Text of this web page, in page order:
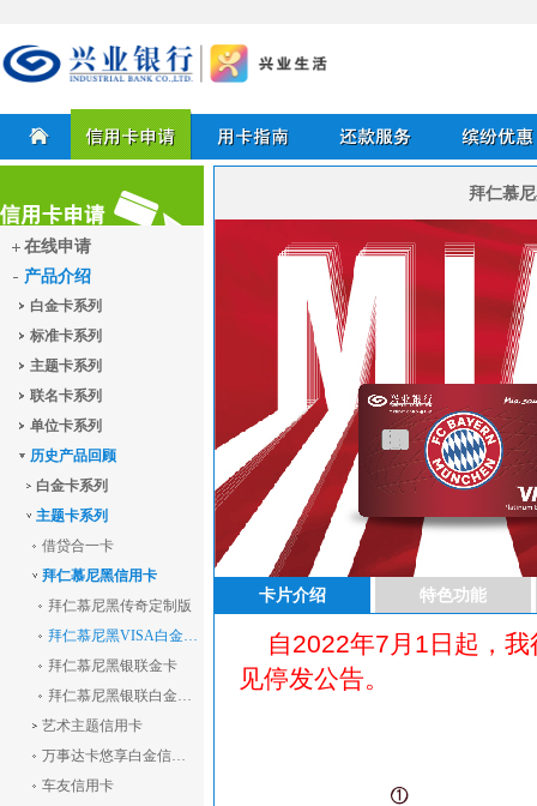
兴业银行信用卡
首页 信用卡申请 用卡指南 缤纷优惠
信用卡申请
在线申请
产品介绍
白金卡系列
标准卡系列
主题卡系列
联名卡系列
单位卡系列
历史产品回顾
白金卡系列
主题卡系列
借贷合一卡
拜仁慕尼黑信用卡
拜仁慕尼黑传奇定制版
拜仁慕尼黑VISA白金卡（精英版）
拜仁慕尼黑银联金卡
拜仁慕尼黑银联白金卡（精英版）
艺术主题信用卡
万事达卡悠享白金信用卡(精英版)
车友信用卡
拜仁慕
卡片介绍 特色功能
自2022年7月1日起，
见停发公告。